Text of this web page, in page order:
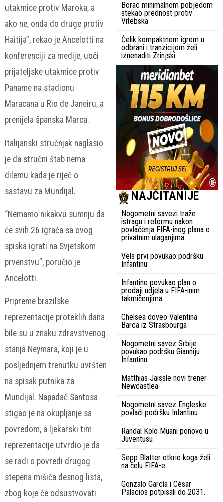
utakmice protiv Maroka, a
ako ne, onda do druge protiv
Haitija”, rekao je Ancelotti na
konferenciji za medije, uoči
prijateljske utakmice protiv
Paname na stadionu
Maracana u Rio de Janeiru, a
prenijela španska Marca.
Italijanski stručnjak naglasio
je da stručni štab nema
dilemu kada je riječ o
sastavu za Mundijal.
“Nemamo nikakvu sumnju da
će svih 26 igrača sa ovog
spiska igrati na Svjetskom
prvenstvu”, poručio je
Ancelotti.
Pripreme brazilske
reprezentacije proteklih dana
bile su u znaku zdravstvenog
stanja Neymara, koji je u
posljednjem trenutku uvršten
na spisak putnika za
Mundijal. Napadač Santosa
stigao je na okupljanje sa
povredom, a ljekarski tim
reprezentacije utvrdio je da
se radi o povredi drugog
stepena mišića desnog lista,
zbog koje će odsustvovati
Borac minimalnom pobjedom
stekao prednost protiv
Vitebska
Čelik kompaktnom igrom u
odbrani i tranzicijom želi
iznenaditi Zrinjski
NAJČITANIJE
Nogometni savezi traže
istragu i reformu nakon
povlačenja FIFA-inog plana o
privatnim ulaganjima
Vels prvi povukao podršku
Infantinu
Infantino povukao plan o
prodaji udjela u FIFA-inim
takmičenjima
Chelsea doveo Valentina
Barca iz Strasbourga
Nogometni savez Srbije
povukao podršku Gianniju
Infantinu
Matthias Jaissle novi trener
Newcastlea
Nogometni savez Engleske
povlači podršku Infantinu
Randal Kolo Muani ponovo u
Juventusu
Sepp Blatter otkrio koga želi
na čelu FIFA-e
Gonzalo García i César
Palacios potpisali do 2031.